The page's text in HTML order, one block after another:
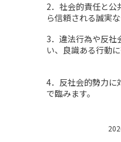
2．社会的責任と公
ら信頼される誠実
3．違法行為や反社
い、良識ある行動に
4．反社会的勢力に
で臨みます。